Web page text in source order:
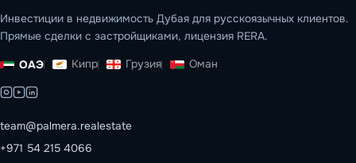
Инвестиции в недвижимость Дубая для русскоязычных клиентов.
Прямые сделки с застройщиками, лицензия RERA.
ОАЭ Кипр Грузия Оман
team@palmera.realestate
+971 54 215 4066